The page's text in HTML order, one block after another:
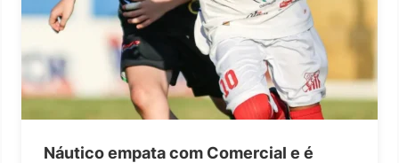
Náutico empata com Comercial e é